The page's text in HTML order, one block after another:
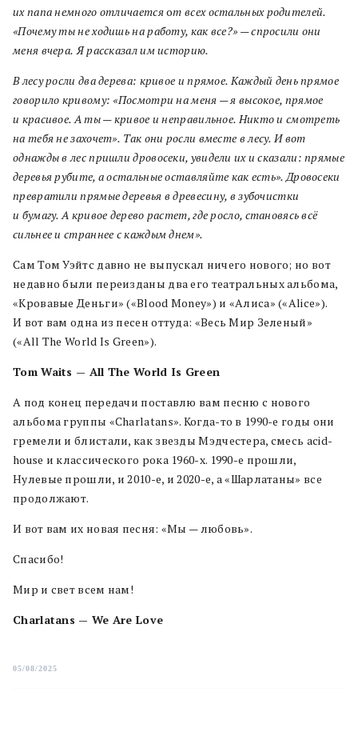
их папа немного отличаетсяот всех остальных родителей.
«Почему ты не ходишь на работу, как все?» — спросили они
меня вчера. Я рассказал им историю.
В лесу росли два дерева: кривое и прямое. Каждый день прямое
говорило кривому: «Посмотри на меня — я высокое, прямое
и красивое. А ты — кривое и неправильное. Никто и смотреть
на тебя не захочет». Так они росли вместе в лесу. И вот
однажды в лес пришли дровосеки, увидели их и сказали: прямые
деревья рубите, а остальные оставляйте как есть». Дровосеки
превратили прямые деревья в древесину, в зубочистки
и бумагу. А кривое дерево растет, где росло, становясь всё
сильнее и страннее с каждым днем».
Сам Том Уэйтс давно не выпускал ничего нового; но вот
недавно были переизданы два его театральных альбома,
«Кровавые Деньги» («Blood Money») и «Алиса» («Alice»).
И вот вам одна из песен оттуда: «Весь Мир Зеленый»
(«All The World Is Green»).
Tom Waits — All The World Is Green
А под конец передачи поставлю вам песню с нового
альбома группы «Charlatans». Когда-то в 1990-е годы они
гремели и блистали, как звезды Мэдчестера, смесь acid-
house и классического рока 1960-х. 1990-е прошли,
Нулевые прошли, и 2010-е, и 2020-е, а «Шарлатаны» все
продолжают.
И вот вам их новая песня: «Мы — любовь».
Спасибо!
Мир и свет всем нам!
Charlatans — We Are Love
05/08/2025